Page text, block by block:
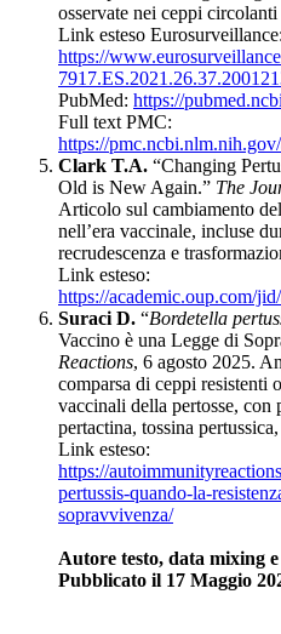
osservate nei ceppi
Link esteso Eurosurveillance:
https://
PubMed: https://
Full text PMC:
https://
Clark T.A. “Changing
Old is New Again.” The
Articolo sul cambiamento
nell’era vaccinale, incluse
recrudescenza e
Link esteso:
https://academic.oup.com/
Suraci D. “Bordetella
Vaccino è una Legge di
Reactions, 6 agosto 2025.
comparsa di ceppi resistenti
vaccinali della pertosse, con
pertactina, tossina
Link esteso:
https://
pertussis-quando-la-
sopravvivenza/
Autore testo, data mixing
Pubblicato il 17 Maggio